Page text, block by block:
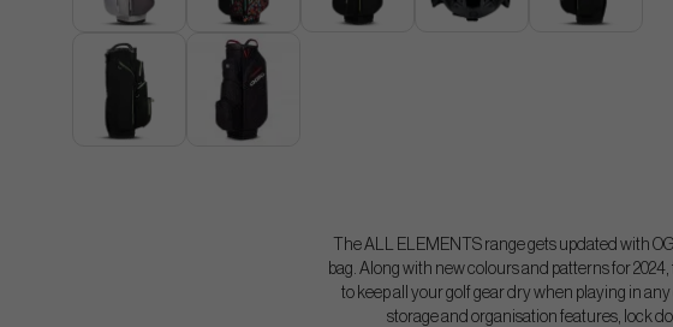
The ALL ELEMENTS range gets updated with
bag. Along with new colours and patterns for
to keep all your golf gear dry when playing in
storage and organisation features, lock